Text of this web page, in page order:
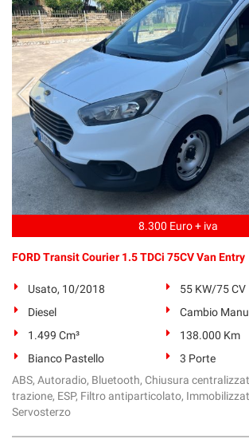
8.300 Euro + iva
FORD Transit Courier 1.5 TDCi 75CV Van Entry
Usato, 10/2018
55 KW/75 CV
Diesel
Cambio
1.499 Cm³
138.000 Km
Bianco Pastello
3 Porte
ABS, Autoradio, Bluetooth, Chiusura
trazione, ESP, Filtro antiparticolato,
Servosterzo